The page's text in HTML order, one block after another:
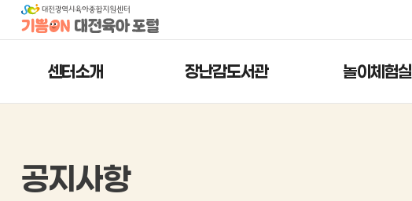
센터소개 장난감도서관 놀이체험실
공지사항